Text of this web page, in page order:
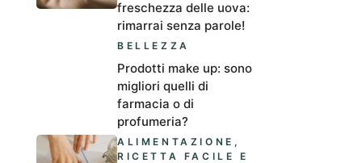
freschezza delle uova:
rimarrai senza parole!
BELLEZZA
Prodotti make up: sono
migliori quelli di
farmacia o di
profumeria?
ALIMENTAZIONE ,
RICETTA FACILE E